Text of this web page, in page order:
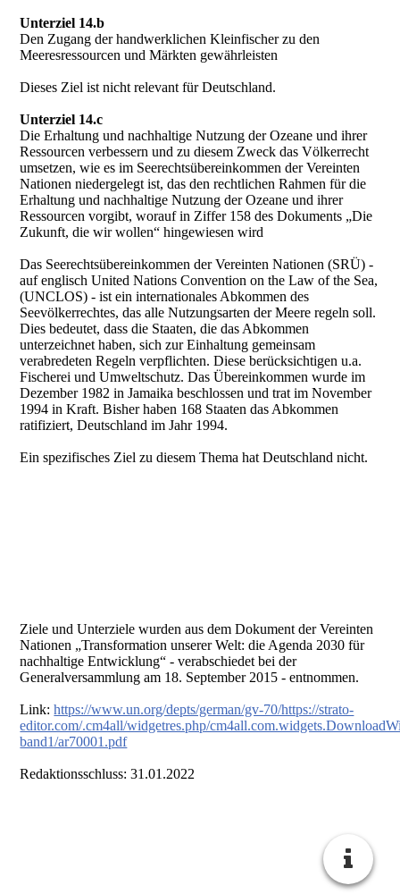
Unterziel 14.b
Den Zugang der handwerklichen Kleinfischer zu den
Meeresressourcen und Märkten gewährleisten
Dieses Ziel ist nicht relevant für Deutschland.
Unterziel 14.c
Die Erhaltung und nachhaltige Nutzung der Ozeane und ihrer
Ressourcen verbessern und zu diesem Zweck das Völkerrecht
umsetzen, wie es im Seerechtsübereinkommen der Vereinten
Nationen niedergelegt ist, das den rechtlichen Rahmen für die
Erhaltung und nachhaltige Nutzung der Ozeane und ihrer
Ressourcen vorgibt, worauf in Ziffer 158 des Dokuments „Die
Zukunft, die wir wollen“ hingewiesen wird
Das Seerechtsübereinkommen der Vereinten Nationen (SRÜ) -
auf englisch United Nations Convention on the Law of the Sea,
(UNCLOS) - ist ein internationales Abkommen des
Seevölkerrechtes, das alle Nutzungsarten der Meere regeln soll.
Dies bedeutet, dass die Staaten, die das Abkommen
unterzeichnet haben, sich zur Einhaltung gemeinsam
verabredeten Regeln verpflichten. Diese berücksichtigen u.a.
Fischerei und Umweltschutz. Das Übereinkommen wurde im
Dezember 1982 in Jamaika beschlossen und trat im November
1994 in Kraft. Bisher haben 168 Staaten das Abkommen
ratifiziert, Deutschland im Jahr 1994.
Ein spezifisches Ziel zu diesem Thema hat Deutschland nicht.
Ziele und Unterziele wurden aus dem Dokument der Vereinten
Nationen „Transformation unserer Welt: die Agenda 2030 für
nachhaltige Entwicklung“ - verabschiedet bei der
Generalversammlung am 18. September 2015 - entnommen.
Link:https://www.un.org/depts/german/gv-70/https://strato-
editor.com/.cm4all/widgetres.php/
band1/ar70001.pdf
Redaktionsschluss: 31.01.2022